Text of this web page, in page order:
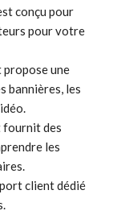
conçu pour
pour votre
une
bannières, les
des
les
client dédié